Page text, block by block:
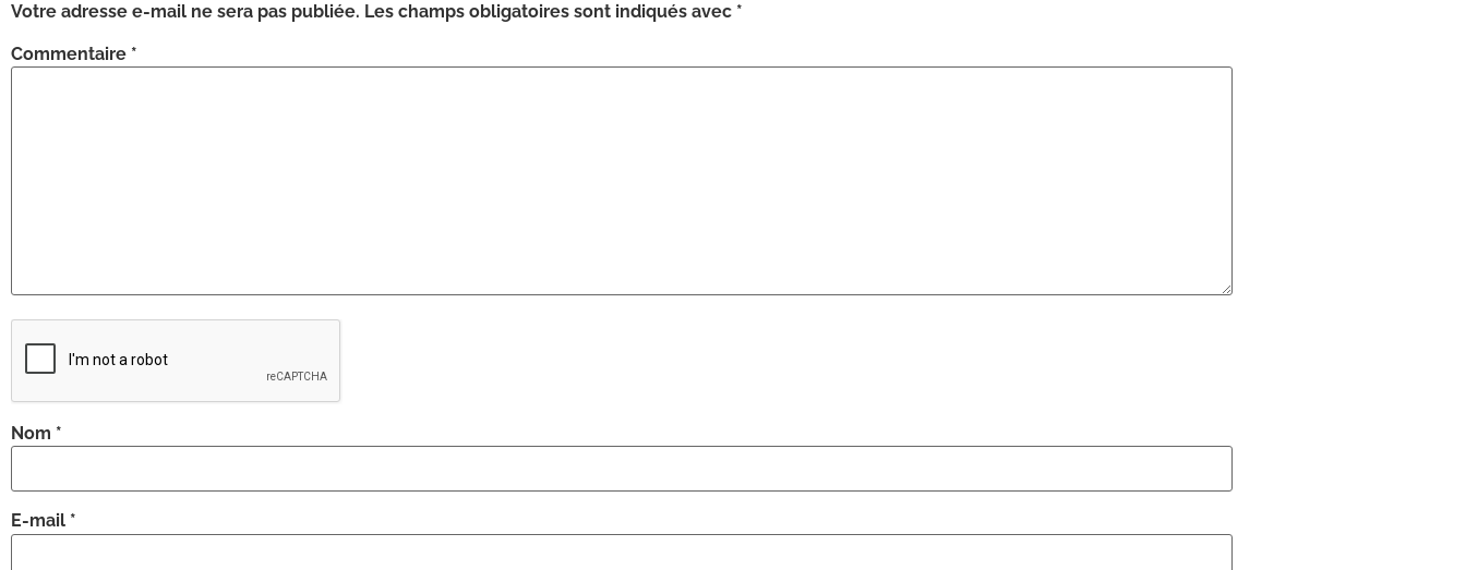
Votre adresse e-mail ne sera pas publiée. Les champs obligatoires sont indiqués avec *
Commentaire *
Nom *
E-mail *